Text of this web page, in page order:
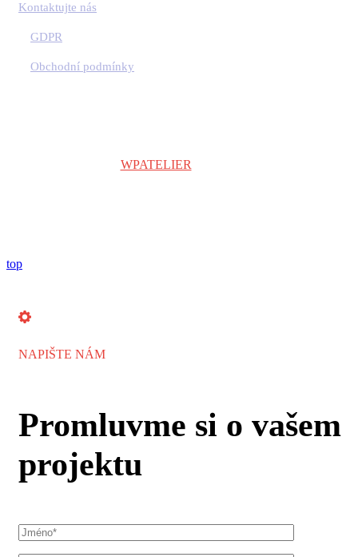
Kontaktujte nás
GDPR
Obchodní podmínky
WPATELIER
top
NAPIŠTE NÁM
Promluvme si o vašem
projektu